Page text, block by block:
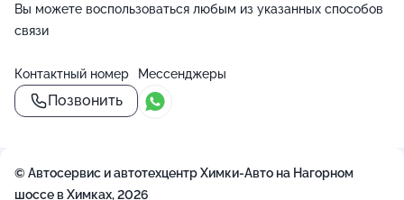
Вы можете воспользоваться любым из указанных способов
связи
Контактный номер
Позвонить
Мессенджеры
© Автосервис и автотехцентр Химки-Авто на Нагорном
шоссе в Химках, 2026